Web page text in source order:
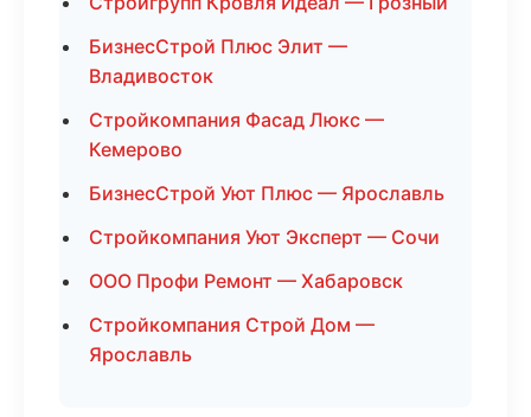
БизнесСтрой Плюс Элит —
Владивосток
Стройкомпания Фасад Люкс —
Кемерово
БизнесСтрой Уют Плюс — Ярославль
Стройкомпания Уют Эксперт — Сочи
ООО Профи Ремонт — Хабаровск
Стройкомпания Строй Дом —
Ярославль